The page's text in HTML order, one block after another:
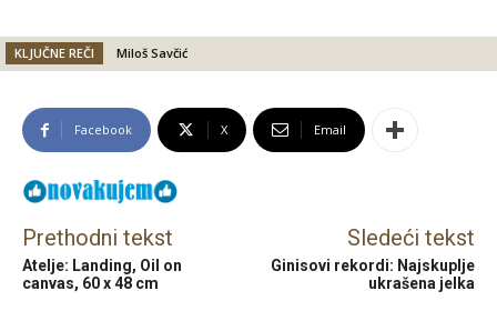
KLJUČNE REČI Miloš Savčić
Facebook X Email
Prethodni tekst
Atelje: Landing, Oil on
canvas, 60 x 48 cm
Sledeći tekst
Ginisovi rekordi: Najskuplje
ukrašena jelka